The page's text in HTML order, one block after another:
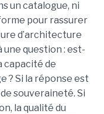
un catalogue, ni
pour rassurer
d’architecture
question : est-
capacité de
? Si la réponse est
souveraineté. Si
la qualité du